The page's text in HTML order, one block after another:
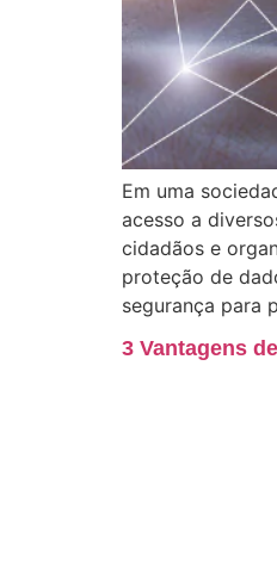
Em uma
acesso a
cidadãos e
proteção de
segurança para
3 Vantagens